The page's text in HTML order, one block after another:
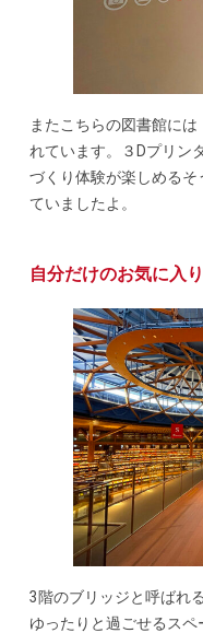
またこちらの図書館に
れています。３Dプリン
づくり体験が楽しめる
ていましたよ。
自分だけのお気に入
3階のブリッジと呼ばれ
ゆったりと過ごせるス